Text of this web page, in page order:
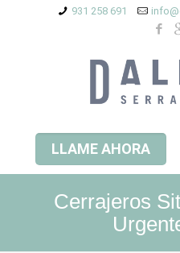
931 258 691
LLAME AHORA
Cerrajeros